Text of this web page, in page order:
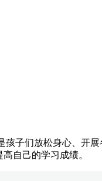
子们放松身心、开
自己的学习成绩。